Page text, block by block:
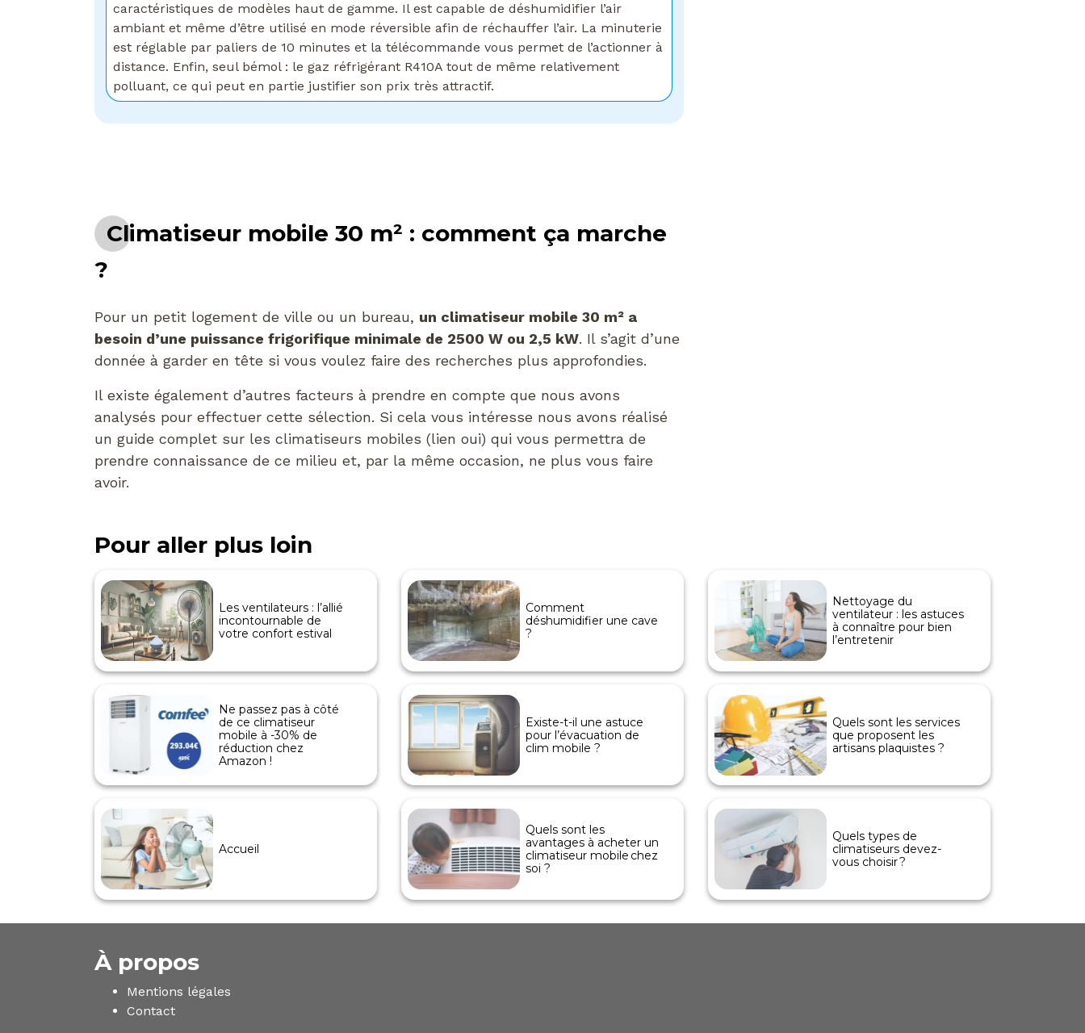
caractéristiques de modèles haut de gamme. Il est capable de déshumidifier l’air
ambiant et même d’être utilisé en mode réversible afin de réchauffer l’air. La minuterie
est réglable par paliers de 10 minutes et la télécommande vous permet de l’actionner à
distance. Enfin, seul bémol : le gaz réfrigérant R410A tout de même relativement
polluant, ce qui peut en partie justifier son prix très attractif.
Climatiseur mobile 30 m² : comment ça marche
?
Pour un petit logement de ville ou un bureau, un climatiseur mobile 30 m² a
besoin d’une puissance frigorifique minimale de 2500 W ou 2,5 kW. Il s’agit d’une
donnée à garder en tête si vous voulez faire des recherches plus approfondies.
Il existe également d’autres facteurs à prendre en compte que nous avons
analysés pour effectuer cette sélection. Si cela vous intéresse nous avons réalisé
un guide complet sur les climatiseurs mobiles (lien oui) qui vous permettra de
prendre connaissance de ce milieu et, par la même occasion, ne plus vous faire
avoir.
Pour aller plus loin
Les ventilateurs : l’allié
incontournable de
votre confort estival
Comment
déshumidifier une cave
?
Nettoyage du
ventilateur : les astuces
à connaître pour bien
l’entretenir
Ne passez pas à côté
de ce climatiseur
mobile à -30% de
réduction chez
Amazon !
Existe-t-il une astuce
pour l’évacuation de
clim mobile ?
Quels sont les services
que proposent les
artisans plaquistes ?
Accueil
Quels sont les
avantages à acheter un
climatiseur mobile chez
soi ?
Quels types de
climatiseurs devez-
vous choisir ?
À propos
Mentions légales
Contact